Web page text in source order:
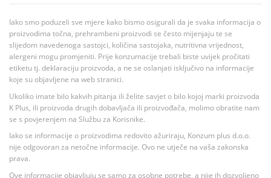
Iako smo poduzeli sve mjere kako bismo osigurali da je svaka informacija o
proizvodima točna, prehrambeni proizvodi se često mijenjaju te se
slijedom navedenoga sastojci, količina sastojaka, nutritivna vrijednost,
alergeni mogu promjeniti. Prije konzumacije trebali biste uvijek pročitati
etiketu tj. deklaraciju proizvoda, a ne se oslanjati isključivo na informacije
koje su objavljene na web stranici.
Ukoliko imate bilo kakvih pitanja ili želite savjet o bilo kojoj marki proizvoda
K Plus, ili proizvoda drugih dobavljača ili proizvođača, molimo obratite nam
se s povjerenjem na Službu za Korisnike.
Iako se informacije o proizvodima redovito ažuriraju, Konzum plus d.o.o.
nije odgovoran za netočne informacije. Ovo ne utječe na vaša zakonska
prava.
Ove informacije objavljuju se samo za osobne potrebe, a nije ih dozvoljeno